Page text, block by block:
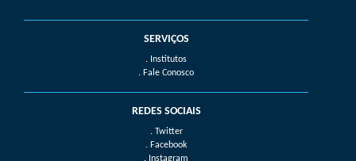
SERVIÇOS
. Institutos
. Fale Conosco
REDES SOCIAIS
. Twitter
. Facebook
. Instagram